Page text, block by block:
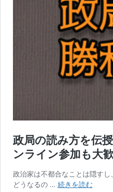
政局の読み方を伝
ンライン参加も大
政治家は不都合なことは隠す
どうなるの … 続きを読む政